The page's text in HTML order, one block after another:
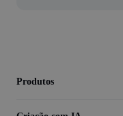
Produtos